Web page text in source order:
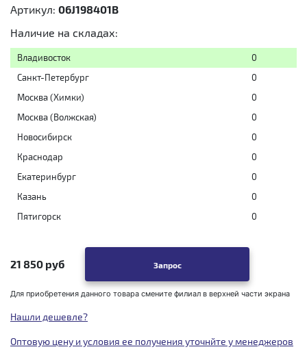
Артикул: 06J198401B
Наличие на складах:
Владивосток
0
Санкт-Петербург
0
Москва (Химки)
0
Москва (Волжская)
0
Новосибирск
0
Краснодар
0
Екатеринбург
0
Казань
0
Пятигорск
0
21 850 руб Запрос
Для приобретения данного товара смените филиал в верхней части экрана
Нашли дешевле?
Оптовую цену и условия ее получения уточнйте у менеджеров